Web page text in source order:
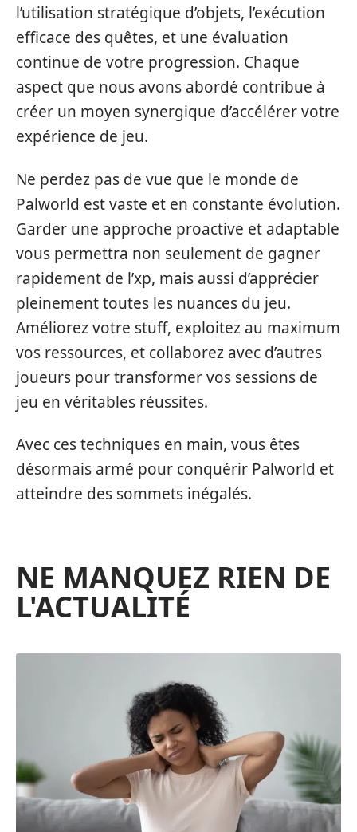
l’utilisation stratégique d’objets, l’exécution
efficace des quêtes, et une évaluation
continue de votre progression. Chaque
aspect que nous avons abordé contribue à
créer un moyen synergique d’accélérer votre
expérience de jeu.
Ne perdez pas de vue que le monde de
Palworld est vaste et en constante évolution.
Garder une approche proactive et adaptable
vous permettra non seulement de gagner
rapidement de l’xp, mais aussi d’apprécier
pleinement toutes les nuances du jeu.
Améliorez votre stuff, exploitez au maximum
vos ressources, et collaborez avec d’autres
joueurs pour transformer vos sessions de
jeu en véritables réussites.
Avec ces techniques en main, vous êtes
désormais armé pour conquérir Palworld et
atteindre des sommets inégalés.
NE MANQUEZ RIEN DE
L'ACTUALITÉ